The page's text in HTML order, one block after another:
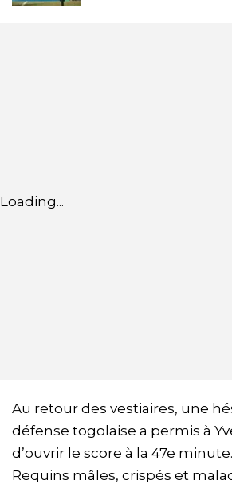
Loading...
Au retour des vestiaires, une
défense togolaise a permis à
d’ouvrir le score à la 47e
Requins mâles, crispés et